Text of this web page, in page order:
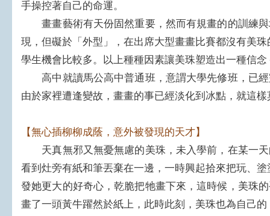
手操控著自己的命運。
畫畫藝術有天份固然重要，然而有規畫的的訓練與
現，但礙於「外型」，在出席大型畫畫比賽都沒有美
學生機會比較多。以上種種因素讓美珠塑造出一種信
高中就讀馬公高中普通班，意謂大學先修班，已經
由於家裡遭逢變故，畫畫的事已經淡化到冰點，就這
【無心插柳柳成蔭，意外被發現的天才】
天真無邪又無憂無慮的美珠，未入學前，在某一天
看到灶旁有紙和筆丟棄在一邊，一時興起拾來把玩、
發她更大的好奇心，乾脆把牠畫下來，這時候，美珠
畫了一頭黃牛躍然於紙上，此時此刻，美珠也為自己